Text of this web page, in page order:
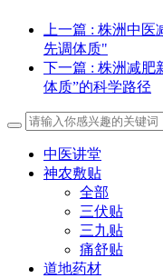
上一篇 : 株洲中医
先调体质"
下一篇 : 株洲减肥
体质”的科学路径
中医讲堂
神农敷贴
全部
三伏贴
三九贴
痛舒贴
道地药材